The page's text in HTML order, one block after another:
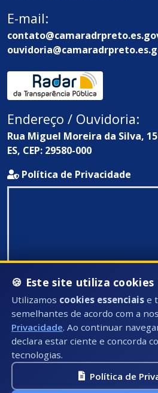
E-mail:
Endereço / Ouvidoria:
Rua Miguel Moreira da Silva,
ES, CEP: 29580-000
Política de Privacidade
🍪 Este site utiliza cookies
Utilizamos cookies essenciais e
semelhantes de acordo com a
Privacidade. Ao continuar
declara estar ciente e concorda
tecnologias.
Política de